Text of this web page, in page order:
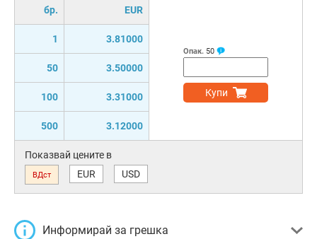
бр. EUR
1 3.81000
50 3.50000
100 3.31000
500 3.12000
Опак. 50
Купи
Показвай цените в
ВДст EUR USD
Информирай за грешка